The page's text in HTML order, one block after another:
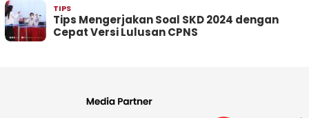
TIPS
Tips Mengerjakan Soal SKD 2024 dengan
Cepat Versi Lulusan CPNS